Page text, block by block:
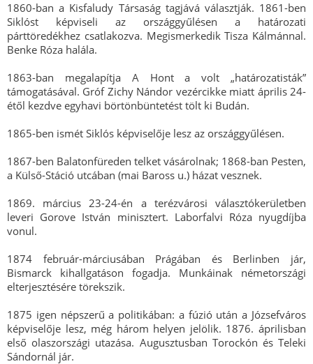
1860-ban a Kisfaludy Társaság tagjává választják. 1861-ben
Siklóst képviseli az országgyűlésen a határozati
párttöredékhez csatlakozva. Megismerkedik Tisza Kálmánnal.
Benke Róza halála.
1863-ban megalapítja A Hont a volt „határozatisták”
támogatásával. Gróf Zichy Nándor vezércikke miatt április 24-
étől kezdve egyhavi börtönbüntetést tölt ki Budán.
1865-ben ismét Siklós képviselője lesz az országgyűlésen.
1867-ben Balatonfüreden telket vásárolnak; 1868-ban Pesten,
a Külső-Stáció utcában (mai Baross u.) házat vesznek.
1869. március 23-24-én a terézvárosi választókerületben
leveri Gorove István minisztert. Laborfalvi Róza nyugdíjba
vonul.
1874 február-márciusában Prágában és Berlinben jár,
Bismarck kihallgatáson fogadja. Munkáinak németországi
elterjesztésére törekszik.
1875 igen népszerű a politikában: a fúzió után a Józsefváros
képviselője lesz, még három helyen jelölik. 1876. áprilisban
első olaszországi utazása. Augusztusban Torockón és Teleki
Sándornál jár.